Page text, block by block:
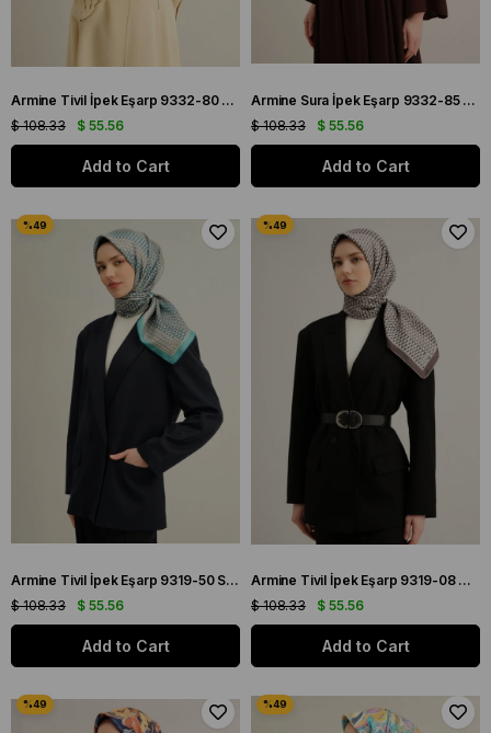
Armine Tivil İpek Eşarp 9332-80 Mavi Karışık Desen
$ 55.56
$ 108.33
Add to Cart
Armine Sura İpek Eşarp 9332-85 Kırmızı Karışık Desen
$ 55.56
$ 108.33
Add to Cart
Armine Tivil İpek Eşarp 9319-50 Su Yeşili Karışık Desen
$ 55.56
$ 108.33
Add to Cart
Armine Tivil İpek Eşarp 9319-08 Gri Karışık Desen
$ 55.56
$ 108.33
Add to Cart